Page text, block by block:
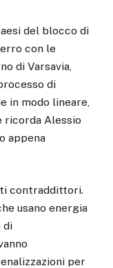
del blocco di
con le
di Varsavia,
di
in modo lineare,
ricorda Alessio
appena
contraddittori.
usano energia
di
per